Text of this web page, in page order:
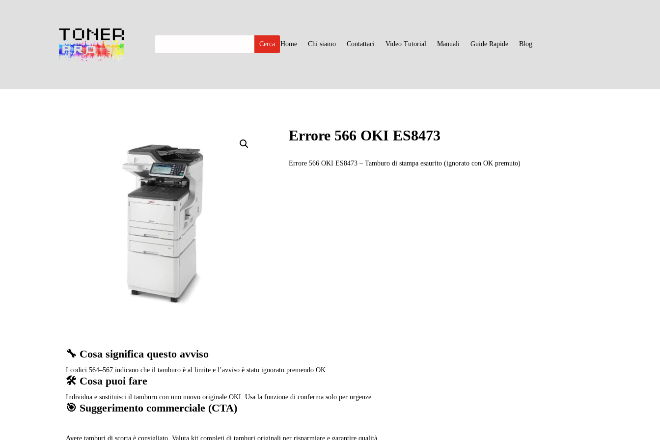
Home Chi siamo Contattaci Video Tutorial Manuali Guide Rapide Blog
Errore 566 OKI ES8473
Errore 566 OKI ES8473 – Tamburo di stampa esaurito (ignorato con OK premuto)
🔧 Cosa significa questo avviso
I codici 564–567 indicano che il tamburo è al limite e l’avviso è stato ignorato premendo OK.
🛠️ Cosa puoi fare
Individua e sostituisci il tamburo con uno nuovo originale OKI. Usa la funzione di conferma solo per urgenze.
🎯 Suggerimento commerciale (CTA)
Avere tamburi di scorta è consigliato. Valuta kit completi di tamburi originali per risparmiare e garantire qualità.